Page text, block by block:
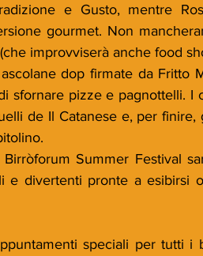
e Gusto, mentre
gourmet. Non
improvviserà anche food
dop firmate da Fritto
sfornare pizze e pagnottelli. I
de Il Catanese e, per finire,
Summer Festival
e divertenti pronte a esibirsi
speciali per tutti i